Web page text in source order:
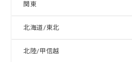
関東
北海道/東北
北陸/甲信越